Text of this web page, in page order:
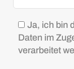
Ja, ich bin
Daten im
verarbeitet